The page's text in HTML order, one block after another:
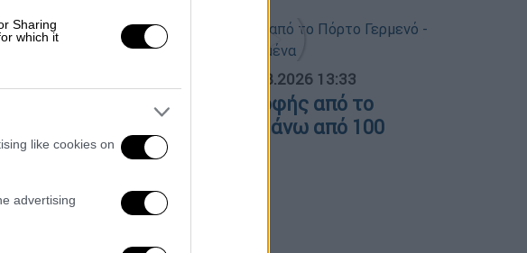
Sharing
which it
like cookies on
advertising
από
η
04.08.2026 13:33
Εικόνες καταστροφής από το
Πόρτο Γερμενό - Πάνω από 100
σπίτια καμένα